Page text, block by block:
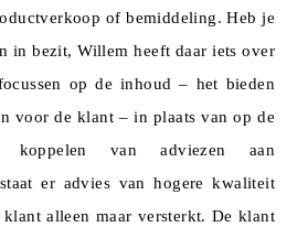
of bemiddeling. Heb je
in bezit, Willem heeft daar iets over
op de inhoud – het bieden
voor de klant – in plaats van op de
van adviezen aan
er advies van hogere kwaliteit
alleen maar versterkt. De klant